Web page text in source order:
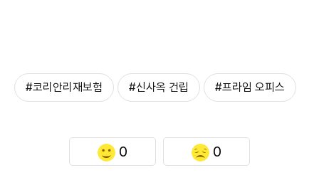
#코리안리재보험 #신사옥 건립 #프라임 오피스
0 0